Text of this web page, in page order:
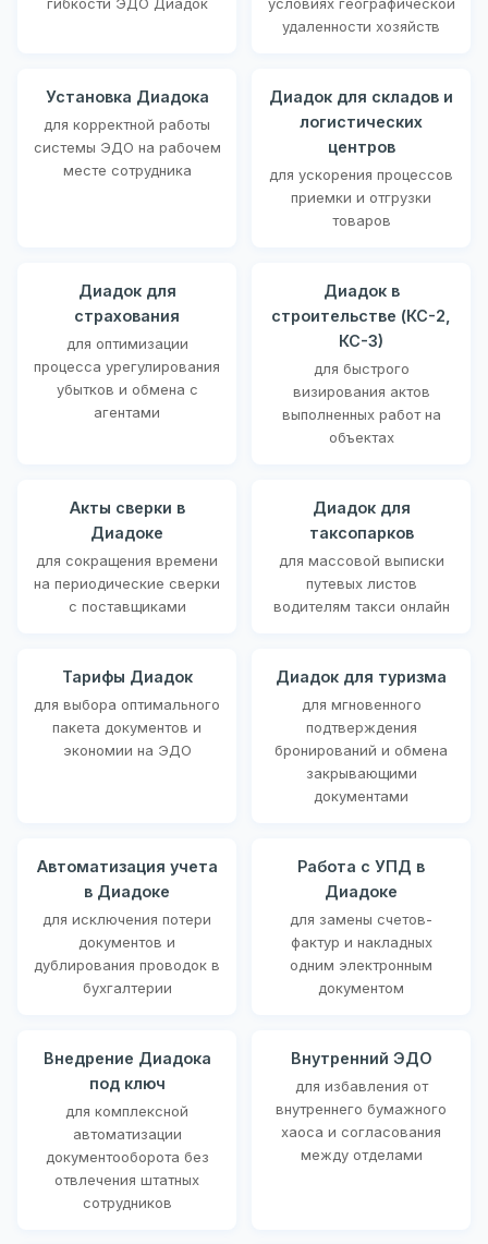
удаленности хозяйств
Установка Диадока
для корректной работы
системы ЭДО на рабочем
месте сотрудника
Диадок для складов и
логистических
центров
для ускорения процессов
приемки и отгрузки
товаров
Диадок для
страхования
для оптимизации
процесса урегулирования
убытков и обмена с
агентами
Диадок в
строительстве (КС-2,
КС-3)
для быстрого
визирования актов
выполненных работ на
объектах
Акты сверки в
Диадоке
для сокращения времени
на периодические сверки
с поставщиками
Диадок для
таксопарков
для массовой выписки
путевых листов
водителям такси онлайн
Тарифы Диадок
для выбора оптимального
пакета документов и
экономии на ЭДО
Диадок для туризма
для мгновенного
подтверждения
бронирований и обмена
закрывающими
документами
Автоматизация учета
в Диадоке
для исключения потери
документов и
дублирования проводок в
бухгалтерии
Работа с УПД в
Диадоке
для замены счетов-
фактур и накладных
одним электронным
документом
Внедрение Диадока
под ключ
для комплексной
автоматизации
документооборота без
отвлечения штатных
сотрудников
Внутренний ЭДО
для избавления от
внутреннего бумажного
хаоса и согласования
между отделами